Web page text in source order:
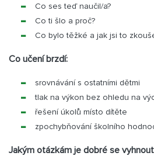
Co ses teď naučil/a?
Co ti šlo a proč?
Co bylo těžké a jak jsi to
Co učení brzdí:
srovnávání s ostatními dětmi
tlak na výkon bez ohledu na
řešení úkolů místo dítěte
zpochybňování školního
Jakým otázkám je dobré se